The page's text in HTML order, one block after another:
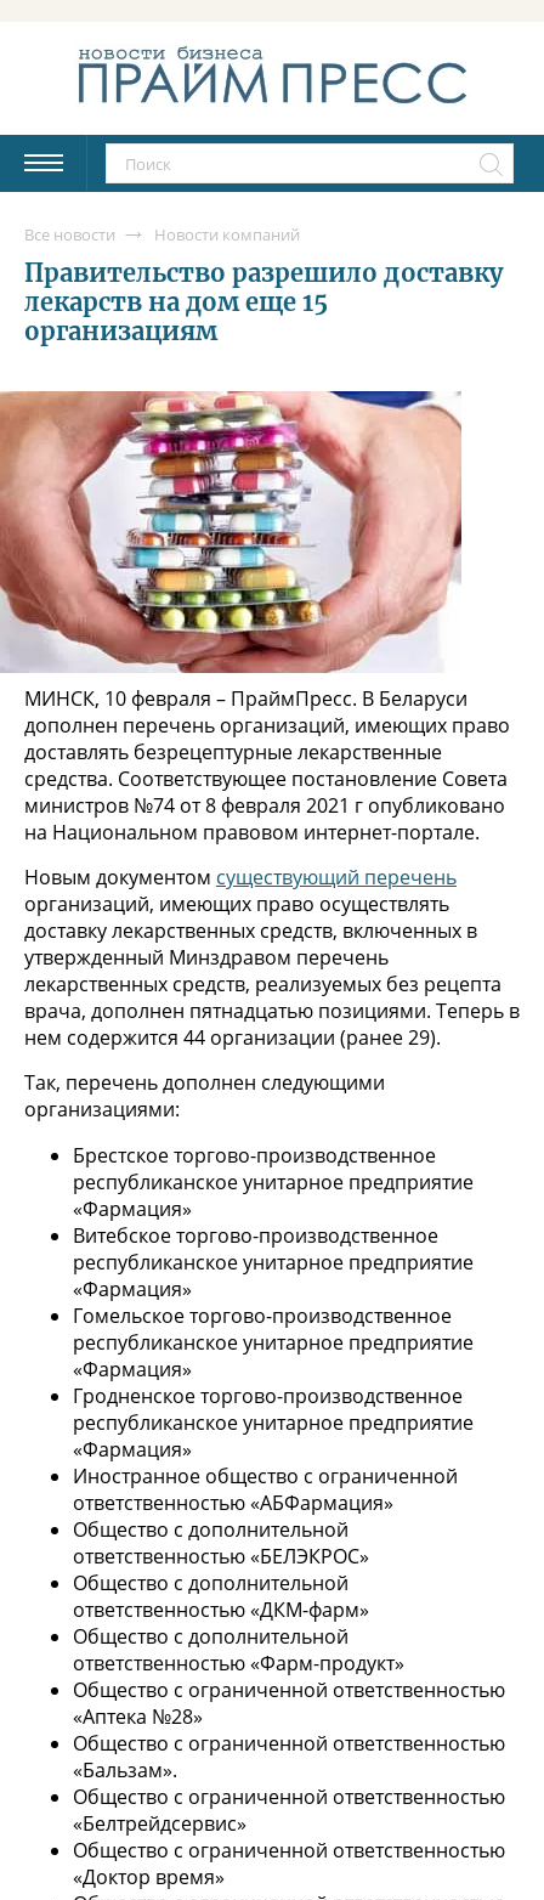
Все новости Новости компаний
Правительство разрешило доставку
лекарств на дом еще 15
организациям
МИНСК, 10 февраля – ПраймПресс. В Беларуси
дополнен перечень организаций, имеющих право
доставлять безрецептурные лекарственные
средства. Соответствующее постановление Совета
министров №74 от 8 февраля 2021 г опубликовано
на Национальном правовом интернет-портале.
Новым документом существующий перечень
организаций, имеющих право осуществлять
доставку лекарственных средств, включенных в
утвержденный Минздравом перечень
лекарственных средств, реализуемых без рецепта
врача, дополнен пятнадцатью позициями. Теперь в
нем содержится 44 организации (ранее 29).
Так, перечень дополнен следующими
организациями:
Брестское торгово-производственное
республиканское унитарное предприятие
«Фармация»
Витебское торгово-производственное
республиканское унитарное предприятие
«Фармация»
Гомельское торгово-производственное
республиканское унитарное предприятие
«Фармация»
Гродненское торгово-производственное
республиканское унитарное предприятие
«Фармация»
Иностранное общество с ограниченной
ответственностью «АБФармация»
Общество с дополнительной
ответственностью «БЕЛЭКРОС»
Общество с дополнительной
ответственностью «ДКМ-фарм»
Общество с дополнительной
ответственностью «Фарм-продукт»
Общество с ограниченной ответственностью
«Аптека №28»
Общество с ограниченной ответственностью
«Бальзам».
Общество с ограниченной ответственностью
«Белтрейдсервис»
Общество с ограниченной ответственностью
«Доктор время»